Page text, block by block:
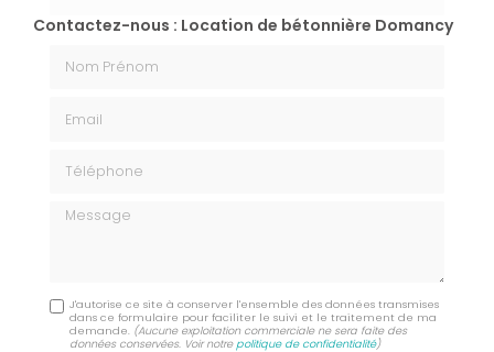
Contactez-nous : Location de bétonnière Domancy
Message
J'autorise ce site à conserver l'ensemble des données transmises
dans ce formulaire pour faciliter le suivi et le traitement de ma
demande. (Aucune exploitation commerciale ne sera faite des
données conservées. Voir notrepolitique de confidentialité)